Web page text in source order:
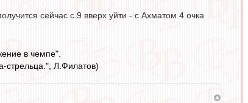
сейчас с 9 вверх уйти - с Ахматом 4 очка
в чемпе".
стрельца.", Л.Филатов)